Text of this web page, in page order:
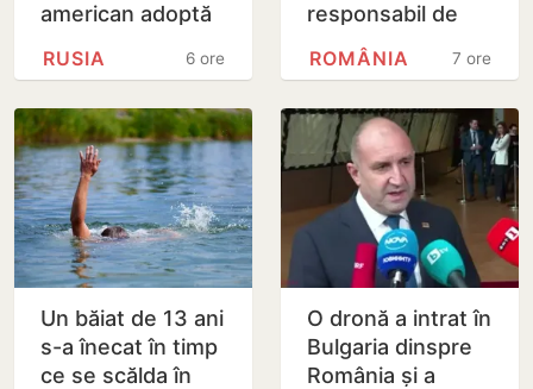
american adoptă
împotriva Rusiei6 ore
RUSIA
responsabil de
energie în orele
de vârfe vârf
7 ore
ROMÂNIA
Un băiat de 13 ani
s-a înecat în timp
ce se scălda în
O dronă a intrat în
Bulgaria dinspre
România și a